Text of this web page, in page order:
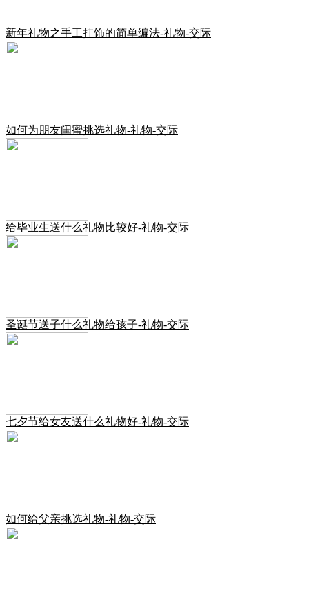
新年礼物之手工挂饰的简单编法-礼物-交际
如何为朋友闺蜜挑选礼物-礼物-交际
给毕业生送什么礼物比较好-礼物-交际
圣诞节送子什么礼物给孩子-礼物-交际
七夕节给女友送什么礼物好-礼物-交际
如何给父亲挑选礼物-礼物-交际